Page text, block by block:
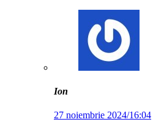
Ion
27 noiembrie 2024/16:04